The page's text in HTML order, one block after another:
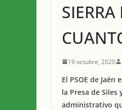
19 octubre, 2020
El PSOE de
la Presa de
administrativo